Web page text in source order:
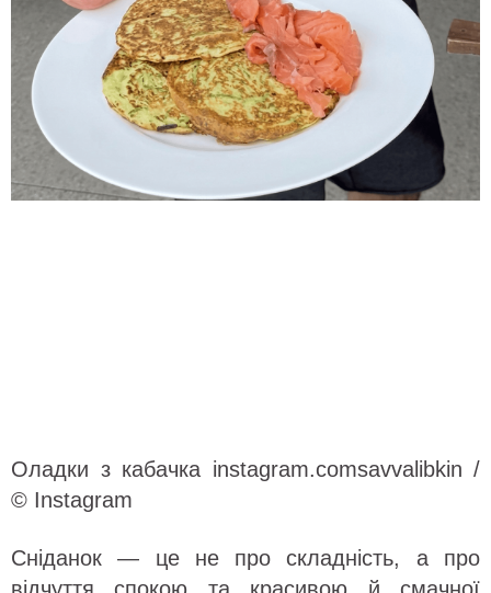
Оладки з кабачка instagram.comsavvalibkin /
© Instagram
Сніданок — це не про складність, а про